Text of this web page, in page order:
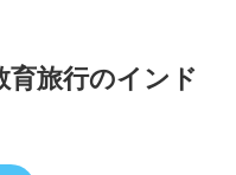
育旅行のインド